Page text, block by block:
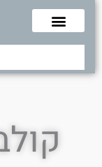
Search
Search Button